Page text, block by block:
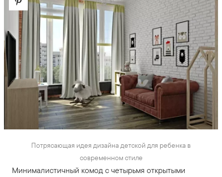
Потрясающая идея дизайна детской для ребенка в
современном стиле
Минималистичный комод с четырьмя открытыми